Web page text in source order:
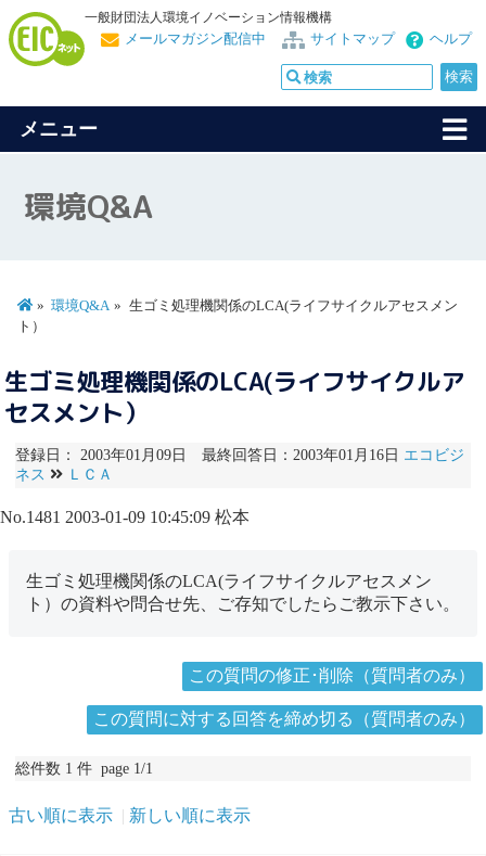
一般財団法人環境イノベーション情報機構
ヘルプ
サイトマップ
メールマガジン配信中
メニュー
環境Q&A
環境Q&A
生ゴミ処理機関係のLCA(ライフサイクルアセスメン
ト）
生ゴミ処理機関係のLCA(ライフサイクルア
セスメント）
登録日： 2003年01月09日 最終回答日：2003年01月16日 エコビジ
ネス
ＬＣＡ
No.1481 2003-01-09 10:45:09 松本
生ゴミ処理機関係のLCA(ライフサイクルアセスメン
ト）の資料や問合せ先、ご存知でしたらご教示下さい。
この質問の修正･削除（質問者のみ）
この質問に対する回答を締め切る（質問者のみ）
総件数 1 件 page 1/1
古い順に表示 新しい順に表示